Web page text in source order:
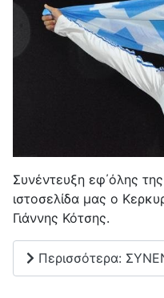
Συνέντευξη εφ΄όλης
ιστοσελίδα μας ο
Γιάννης Κότσης.
Περισσότερα: